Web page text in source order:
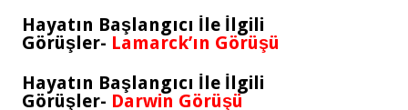
Hayatın Başlangıcı İle İlgili
Görüşler- Lamarck’ın Görüşü
Hayatın Başlangıcı İle İlgili
Görüşler- Darwin Görüşü